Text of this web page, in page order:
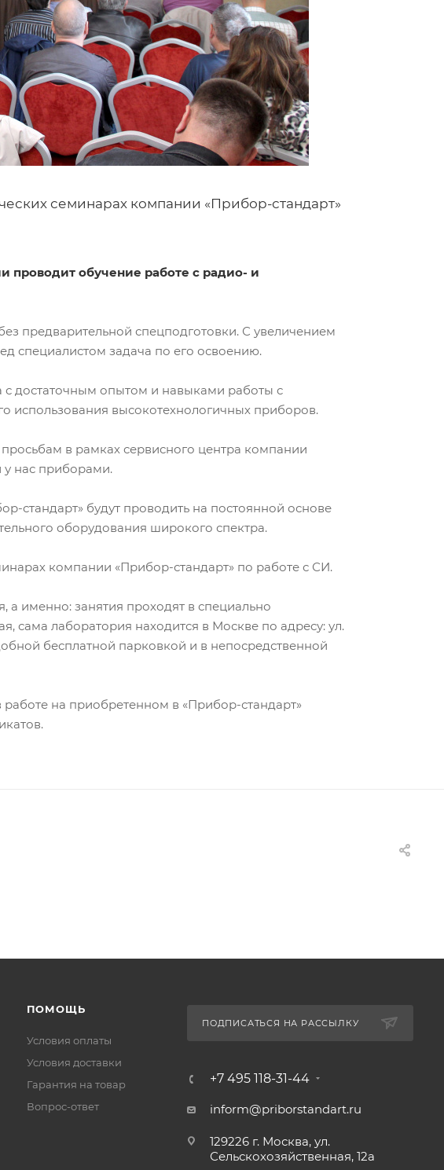
семинарах компании «Прибор-стандарт»
проводит обучение работе с радио- и
предварительной спецподготовки. С увеличением
специалистом задача по его освоению.
с достаточным опытом и навыками работы с
использования высокотехнологичных приборов.
в рамках сервисного центра компании
у нас приборами.
стандарт» будут проводить на постоянной основе
оборудования широкого спектра.
компании «Прибор-стандарт» по работе с СИ.
именно: занятия проходят в специально
сама лаборатория находится в Москве по адресу: ул.
бесплатной парковкой и в непосредственной
на приобретенном в «Прибор-стандарт»
ПОМОЩЬ
Условия оплаты
Условия доставки
Гарантия на товар
Вопрос-ответ
ПОДПИСАТЬСЯ НА РАССЫЛКУ
+7 495 118-31-44
inform@priborstandart.ru
129226 г. Москва, ул.
Сельскохозяйственная, 12а